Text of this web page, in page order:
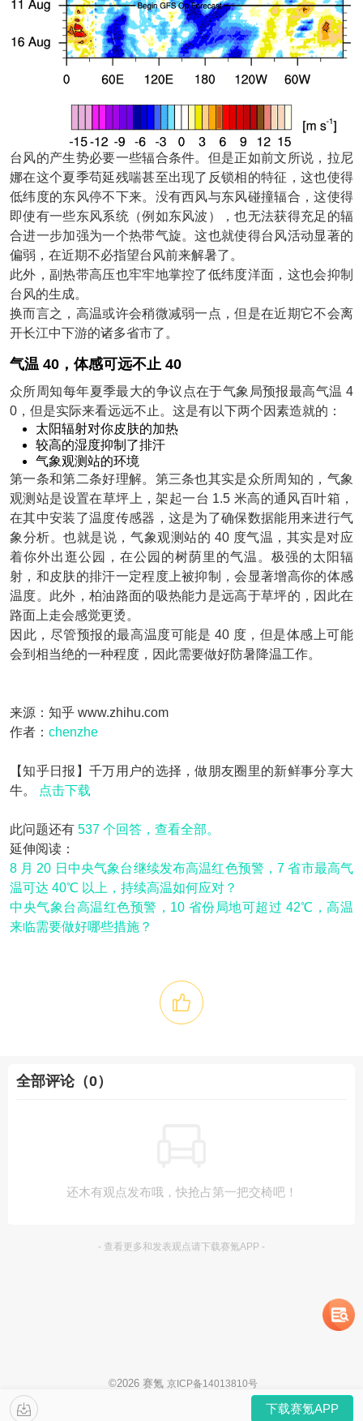
台风的产生势必要一些辐合条件。但是正如前文所说，拉尼
娜在这个夏季苟延残喘甚至出现了反锁相的特征，这也使得
低纬度的东风停不下来。没有西风与东风碰撞辐合，这使得
即使有一些东风系统（例如东风波），也无法获得充足的辐
合进一步加强为一个热带气旋。这也就使得台风活动显著的
偏弱，在近期不必指望台风前来解暑了。
此外，副热带高压也牢牢地掌控了低纬度洋面，这也会抑制
台风的生成。
换而言之，高温或许会稍微减弱一点，但是在近期它不会离
开长江中下游的诸多省市了。
气温 40，体感可远不止 40
众所周知每年夏季最大的争议点在于气象局预报最高气温 4
0，但是实际来看远远不止。这是有以下两个因素造就的：
太阳辐射对你皮肤的加热
较高的湿度抑制了排汗
气象观测站的环境
第一条和第二条好理解。第三条也其实是众所周知的，气象
观测站是设置在草坪上，架起一台 1.5 米高的通风百叶箱，
在其中安装了温度传感器，这是为了确保数据能用来进行气
象分析。也就是说，气象观测站的 40 度气温，其实是对应
着你外出逛公园，在公园的树荫里的气温。极强的太阳辐
射，和皮肤的排汗一定程度上被抑制，会显著增高你的体感
温度。此外，柏油路面的吸热能力是远高于草坪的，因此在
路面上走会感觉更烫。
因此，尽管预报的最高温度可能是 40 度，但是体感上可能
会到相当绝的一种程度，因此需要做好防暑降温工作。
来源：知乎 www.zhihu.com
作者： chenzhe
【知乎日报】千万用户的选择，做朋友圈里的新鲜事分享大
牛。
点击下载
此问题还有 537 个回答，查看全部。
延伸阅读：
8 月 20 日中央气象台继续发布高温红色预警，7 省市最高气
温可达 40℃ 以上，持续高温如何应对？
中央气象台高温红色预警，10 省份局地可超过 42℃，高温
来临需要做好哪些措施？
全部评论（0）
还木有观点发布哦，快抢占第一把交椅吧！
- 查看更多和发表观点请下载赛氪APP -
下载赛氪APP
©2026 赛氪 京ICP备14013810号